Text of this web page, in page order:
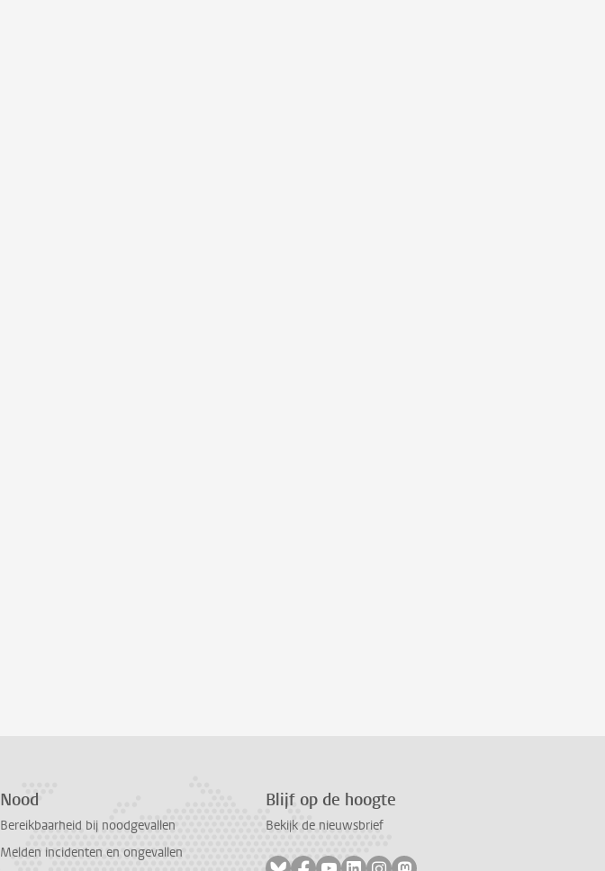
Nood
Bereikbaarheid bij noodgevallen
Melden incidenten en ongevallen
Blijf op de hoogte
Bekijk de nieuwsbrief
Volg ons op bluesky
Volg ons op facebook
Volg ons op youtube
Volg ons op linkedin
Volg ons op instagram
Volg ons op mastodon